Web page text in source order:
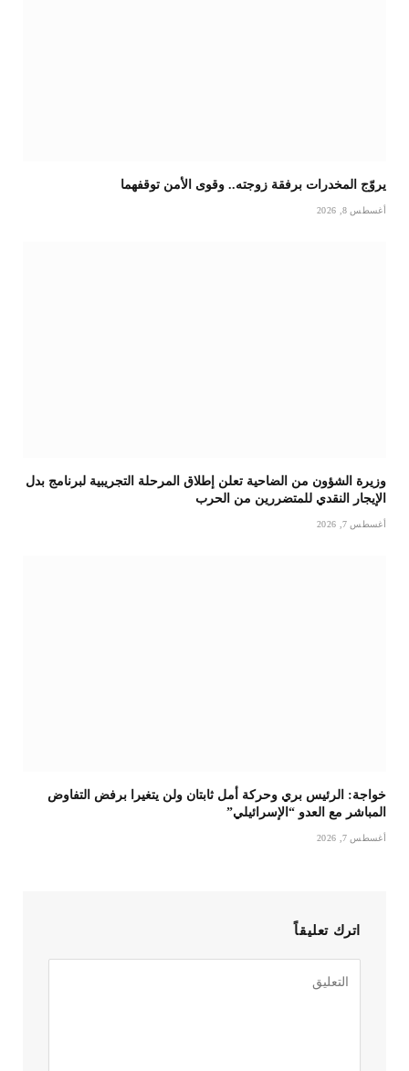
يروّج المخدرات برفقة زوجته.. وقوى الأمن توقفهما
أغسطس 8, 2026
وزيرة الشؤون من الضاحية تعلن إطلاق المرحلة التجريبية لبرنامج بدل
الإيجار النقدي للمتضررين من الحرب
أغسطس 7, 2026
خواجة: الرئيس بري وحركة أمل ثابتان ولن يتغيرا برفض التفاوض
المباشر مع العدو “الإسرائيلي”
أغسطس 7, 2026
اترك تعليقاً